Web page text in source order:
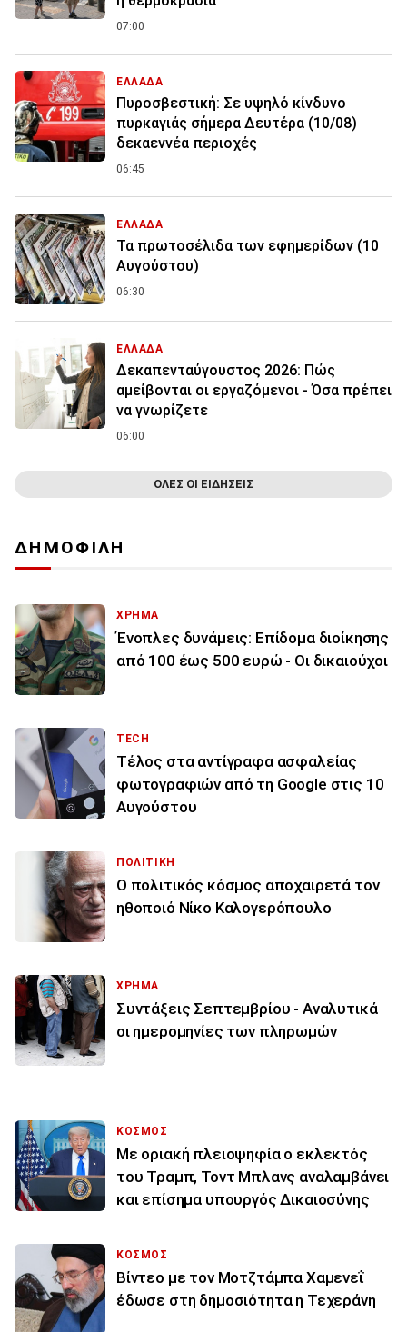
07:00
ΕΛΛΑΔΑ
Πυροσβεστική: Σε υψηλό κίνδυνο
πυρκαγιάς σήμερα Δευτέρα (10/08)
δεκαεννέα περιοχές
06:45
ΕΛΛΑΔΑ
Τα πρωτοσέλιδα των εφημερίδων (10
Αυγούστου)
06:30
ΕΛΛΑΔΑ
Δεκαπενταύγουστος 2026: Πώς
αμείβονται οι εργαζόμενοι - Όσα πρέπει
να γνωρίζετε
06:00
ΟΛΕΣ ΟΙ ΕΙΔΗΣΕΙΣ
ΔΗΜΟΦΙΛΗ
ΧΡΗΜΑ
Ένοπλες δυνάμεις: Επίδομα διοίκησης
από 100 έως 500 ευρώ - Οι δικαιούχοι
TECH
Τέλος στα αντίγραφα ασφαλείας
φωτογραφιών από τη Google στις 10
Αυγούστου
ΠΟΛΙΤΙΚΗ
Ο πολιτικός κόσμος αποχαιρετά τον
ηθοποιό Νίκο Καλογερόπουλο
ΧΡΗΜΑ
Συντάξεις Σεπτεμβρίου - Αναλυτικά
οι ημερομηνίες των πληρωμών
ΚΟΣΜΟΣ
Με οριακή πλειοψηφία ο εκλεκτός
του Τραμπ, Τοντ Μπλανς αναλαμβάνει
και επίσημα υπουργός Δικαιοσύνης
ΚΟΣΜΟΣ
Βίντεο με τον Μοτζτάμπα Χαμενεΐ
έδωσε στη δημοσιότητα η Τεχεράνη